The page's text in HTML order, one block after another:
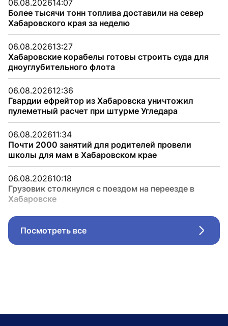
06.08.202614:07
Более тысячи тонн топлива доставили на север
Хабаровского края за неделю
06.08.202613:27
Хабаровские корабелы готовы строить суда для
дноуглубительного флота
06.08.202612:36
Гвардии ефрейтор из Хабаровска уничтожил
пулеметный расчет при штурме Угледара
06.08.202611:34
Почти 2000 занятий для родителей провели
школы для мам в Хабаровском крае
06.08.202610:18
Грузовик столкнулся с поездом на переезде в
Хабаровске
Посмотреть все